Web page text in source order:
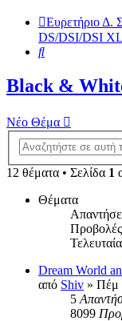
Ευρετήριο Δ.
DS/DSI/DSI XL
Αναζήτηση
Black &
Νέο Θέμα
12 θέματα • Σελίδα 1
Θέματα
Προβολές
Dream World
από Shiv » Πέμ
5
8099